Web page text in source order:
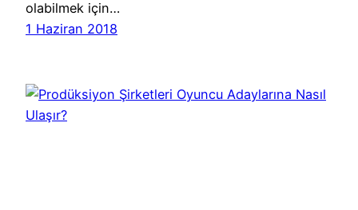
olabilmek için…
1 Haziran 2018